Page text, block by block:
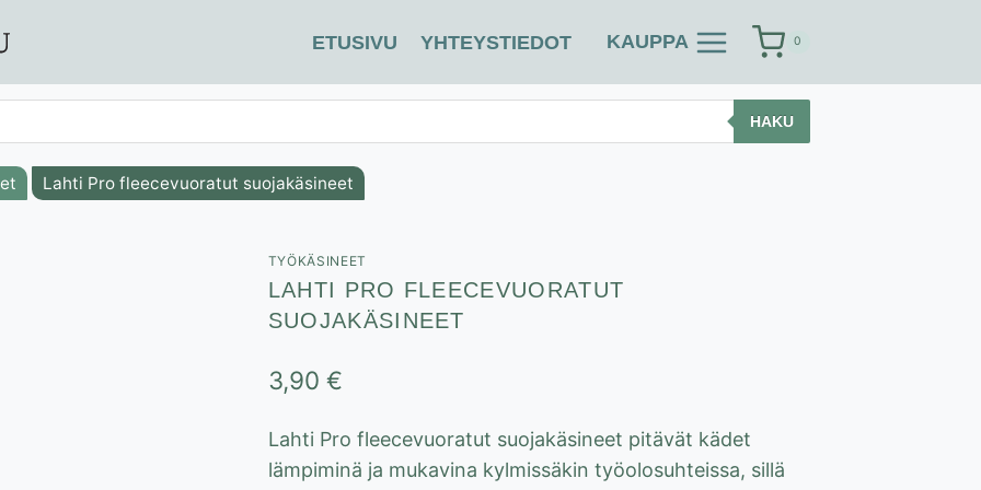
ETUSIVU YHTEYSTIEDOT KAUPPA 0
HAKU
Lahti Pro fleecevuoratut suojakäsineet
TYÖKÄSINEET
LAHTI PRO FLEECEVUORATUT
SUOJAKÄSINEET
3,90 €
Lahti Pro fleecevuoratut suojakäsineet pitävät kädet
lämpiminä ja mukavina kylmissäkin työolosuhteissa, sillä